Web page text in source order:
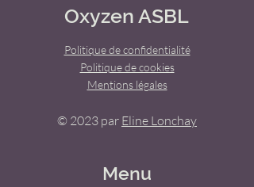
Oxyzen ASBL
Politique de confidentialité
Politique de cookies
Mentions légales
© 2023 par Eline Lonchay
Menu